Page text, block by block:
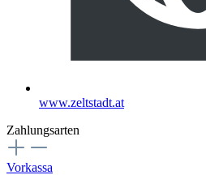
www.zeltstadt.at
Zahlungsarten
Vorkassa